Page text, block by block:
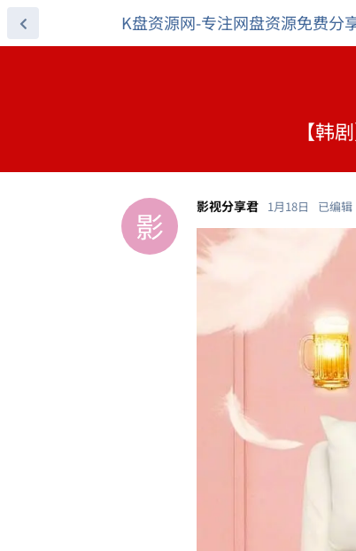
K盘资源网-专注网盘资源免费分
【韩
影 影视分享君 1月18日 已编辑